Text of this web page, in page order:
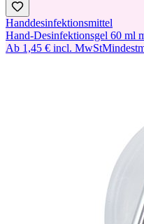
Handdesinfektionsmittel
Hand-Desinfektionsgel 60 ml
Ab 1,45 € incl. MwSt